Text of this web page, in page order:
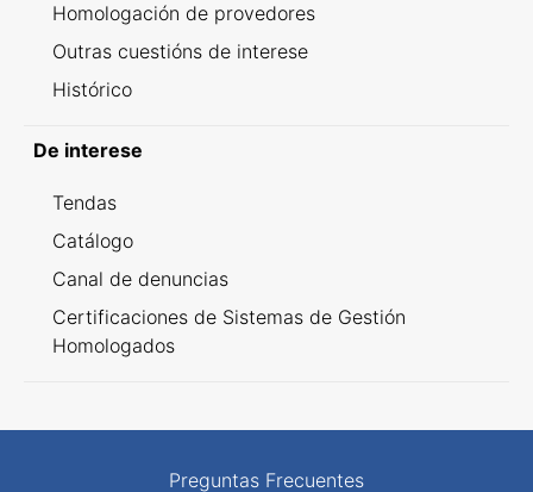
Homologación de provedores
Outras cuestións de interese
Histórico
De interese
Tendas
Catálogo
Canal de denuncias
Certificaciones de Sistemas de Gestión
Homologados
Preguntas Frecuentes